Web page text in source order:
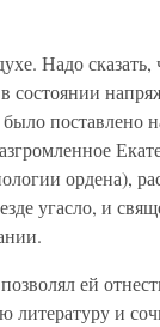
Надо
поставлено
ордена),
угасло, и
ей
и